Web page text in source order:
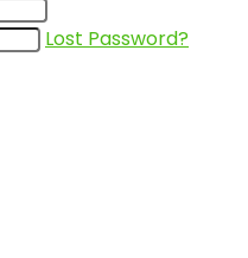
Lost Password?